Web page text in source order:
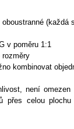
v poměru 1:1
rozměry
kombinovat
není
přes celou